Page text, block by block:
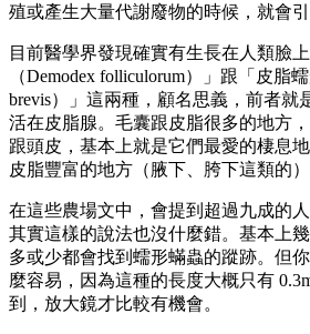
殖或產生大量代謝廢物的時候，就會引
目前醫學界發現確實有生長在人類臉
（Demodex folliculorum）」跟「皮脂
brevis）」這兩種，顧名思義，前者就
活在皮脂腺。毛囊跟皮脂很多的地方
跟頭皮，基本上就是它們最愛的棲息
皮脂豐富的地方（腋下、胯下這類的）
在這些農場文中，會提到超過九成的
其實這樣的說法也沒什麼錯。基本上
多或少都會找到蠕形蟎蟲的蹤跡。但
麼容易，因為這種的長度大概只有
到，放大鏡才比較有機會。